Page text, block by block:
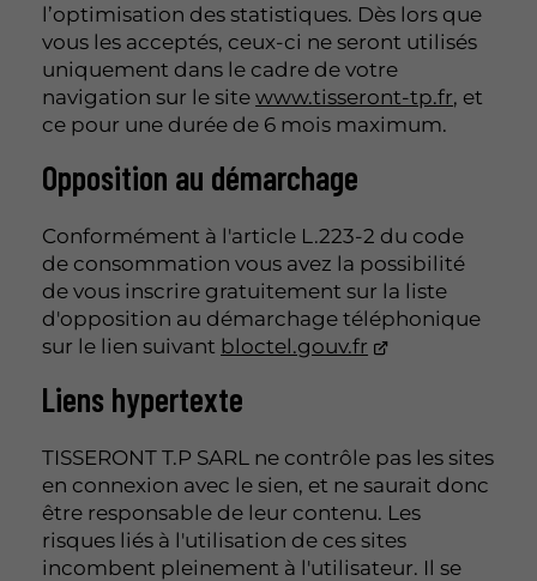
l’optimisation des statistiques. Dès lors que
vous les acceptés, ceux-ci ne seront utilisés
uniquement dans le cadre de votre
navigation sur le sitewww.tisseront-tp.fr, et
ce pour une durée de 6 mois maximum.
Opposition au démarchage
Conformément à l'article L.223-2 du code
de consommation vous avez la possibilité
de vous inscrire gratuitement sur la liste
d'opposition au démarchage téléphonique
sur le lien suivant bloctel.gouv.fr
Liens hypertexte
TISSERONT T.P SARL ne contrôle pas les sites
en connexion avec le sien, et ne saurait donc
être responsable de leur contenu. Les
risques liés à l'utilisation de ces sites
incombent pleinement à l'utilisateur. Il se